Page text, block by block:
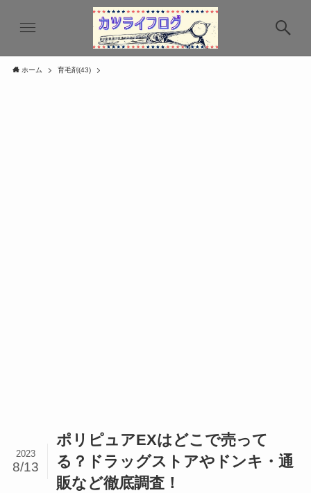
ホーム 育毛剤(43)
ポリピュアEXはどこで売って
る？ドラッグストアやドンキ・通
販など徹底調査！
2023
8/13